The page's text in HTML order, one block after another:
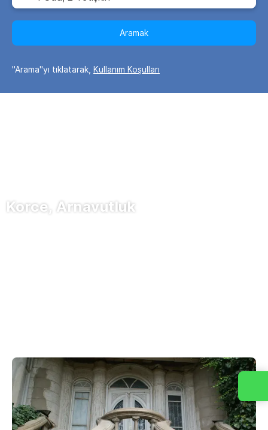
Korce, Arnavutluk
Aramak
"Arama"yı tıklatarak, Kullanım Koşulları